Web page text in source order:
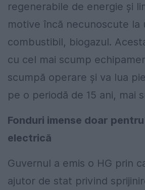
regenerabile de energie şi
motive încă necunoscute la
combustibil, biogazul.
cu cel mai scump
scumpă operare şi va lua
pe o periodă de 15 ani, mai
Fonduri imense doar
electrică
Guvernul a emis o HG prin
ajutor de stat privind